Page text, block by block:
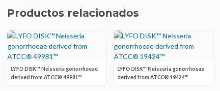
Productos relacionados
LYFO DISK™ Neisseria gonorrhoeae
derived from ATCC® 49981™
LYFO DISK™ Neisseria gonorrhoeae
derived from ATCC® 19424™